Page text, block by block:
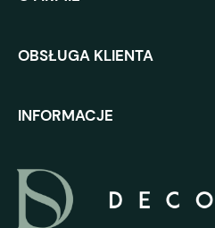
OBSŁUGA KLIENTA
INFORMACJE